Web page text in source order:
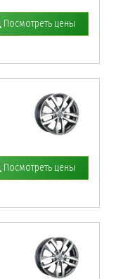
Посмотреть цены
Посмотреть цены